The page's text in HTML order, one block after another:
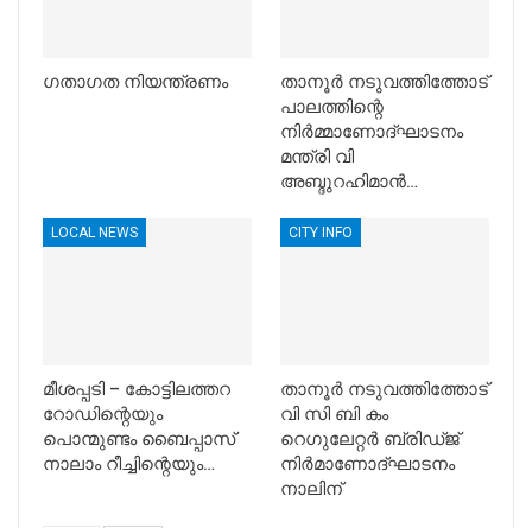
ഗതാഗത നിയന്ത്രണം
താനൂര്‍ നടുവത്തിത്തോട്
പാലത്തിന്റെ
നിര്‍മ്മാണോദ്ഘാടനം
മന്ത്രി വി
അബ്ദുറഹിമാന്‍…
LOCAL NEWS
മീശപ്പടി – കോട്ടിലത്തറ
റോഡിന്റെയും
പൊന്മുണ്ടം ബൈപ്പാസ്
നാലാം റീച്ചിന്റെയും…
CITY INFO
താനൂര്‍ നടുവത്തിത്തോട്
വി സി ബി കം
റെഗുലേറ്റര്‍ ബ്രിഡ്ജ്
നിര്‍മാണോദ്ഘാടനം
നാലിന്